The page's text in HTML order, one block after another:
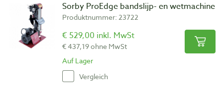
Sorby ProEdge bandslijp- en wetmachine
Produktnummer: 23722
€ 529,00 inkl. MwSt
€ 437,19 ohne MwSt
Auf Lager
Vergleich